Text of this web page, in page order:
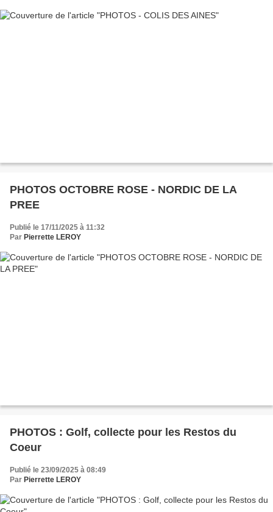
PHOTOS OCTOBRE ROSE - NORDIC DE LA
PREE
Publié le 17/11/2025 à 11:32
Par Pierrette LEROY
PHOTOS : Golf, collecte pour les Restos du
Coeur
Publié le 23/09/2025 à 08:49
Par Pierrette LEROY